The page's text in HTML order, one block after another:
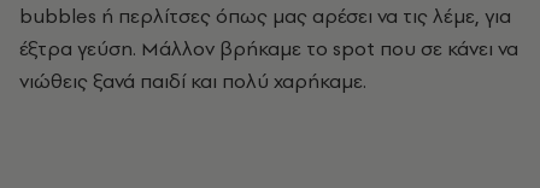
bubbles ή περλίτσες όπως μας αρέσει να τις λέμε, για
έξτρα γεύση. Μάλλον βρήκαμε το spot που σε κάνει να
νιώθεις ξανά παιδί και πολύ χαρήκαμε.